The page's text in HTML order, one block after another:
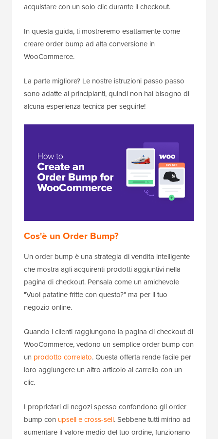
acquistare con un solo clic durante il checkout.
In questa guida, ti mostreremo esattamente come
creare order bump ad alta conversione in
WooCommerce.
La parte migliore? Le nostre istruzioni passo passo
sono adatte ai principianti, quindi non hai bisogno di
alcuna esperienza tecnica per seguirle!
Cos'è un Order Bump?
Un order bump è una strategia di vendita intelligente
che mostra agli acquirenti prodotti aggiuntivi nella
pagina di checkout. Pensala come un amichevole
"Vuoi patatine fritte con questo?" ma per il tuo
negozio online.
Quando i clienti raggiungono la pagina di checkout di
WooCommerce, vedono un semplice order bump con
un prodotto correlato. Questa offerta rende facile per
loro aggiungere un altro articolo al carrello con un
clic.
I proprietari di negozi spesso confondono gli order
bump con upsell e cross-sell. Sebbene tutti mirino ad
aumentare il valore medio del tuo ordine, funzionano